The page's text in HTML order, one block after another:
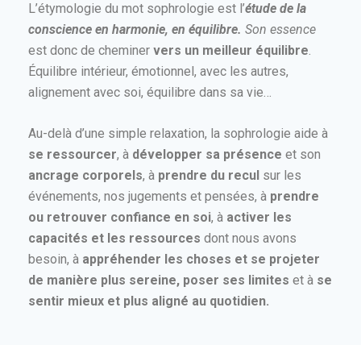
L’étymologie du mot sophrologie est l’étude de la
conscience en harmonie, en équilibre. Son essence
est donc de cheminer vers un meilleur équilibre.
Équilibre intérieur, émotionnel, avec les autres,
alignement avec soi, équilibre dans sa vie…
Au-delà d’une simple relaxation, la sophrologie aide à
se ressourcer, à développer sa présence et son
ancrage corporels, à prendre du recul sur les
événements, nos jugements et pensées, à prendre
ou retrouver confiance en soi, à activer les
capacités et les ressources dont nous avons
besoin, à appréhender les choses et se projeter
de manière plus sereine, poser ses limites et à se
sentir mieux et plus aligné au quotidien.